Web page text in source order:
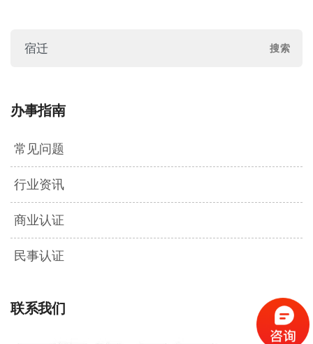
办事指南
常见问题
行业资讯
商业认证
民事认证
联系我们